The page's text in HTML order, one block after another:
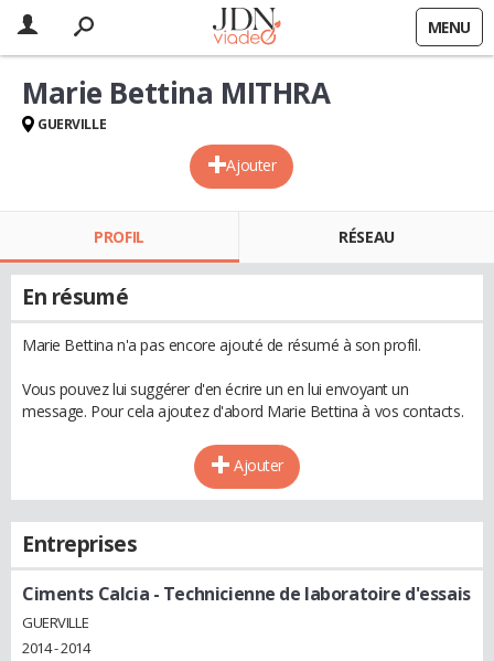
MENU
Ajouter
Marie Bettina MITHRA
GUERVILLE
PROFIL RÉSEAU
En résumé
Marie Bettina n'a pas encore ajouté de résumé à son profil.
Vous pouvez lui suggérer d'en écrire un en lui envoyant un
message. Pour cela ajoutez d'abord Marie Bettina à vos contacts.
Ajouter
Entreprises
Ciments Calcia - Technicienne de laboratoire d'essais
GUERVILLE
2014 - 2014